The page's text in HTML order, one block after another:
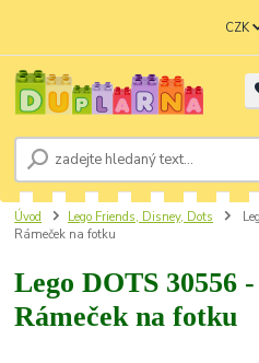
CZK
Úvod Lego Friends, Disney, Dots
Rámeček na fotku
Lego DOTS 30556
Rámeček na fotku